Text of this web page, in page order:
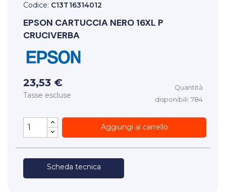
Codice: C13T16314012
EPSON CARTUCCIA NERO 16XL P
CRUCIVERBA
23,53 €
Tasse escluse
Quantità
disponibili: 784
Aggiungi al carrello
Scheda tecnica